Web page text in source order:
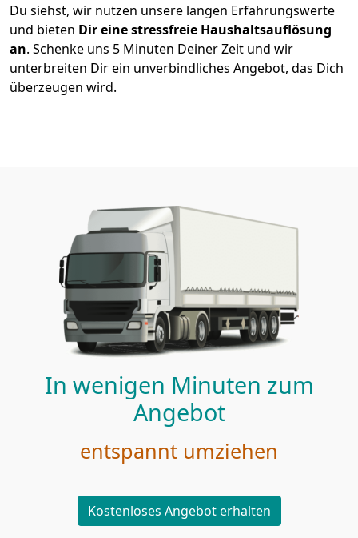
Du siehst, wir nutzen unsere langen Erfahrungswerte
und bieten Dir eine stressfreie Haushaltsauflösung
an. Schenke uns 5 Minuten Deiner Zeit und wir
unterbreiten Dir ein unverbindliches Angebot, das Dich
überzeugen wird.
In wenigen Minuten zum
Angebot
entspannt umziehen
Kostenloses Angebot erhalten